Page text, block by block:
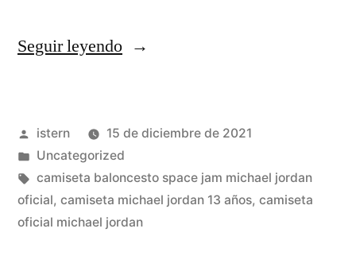
Seguir leyendo«camiseta
infantil»
Publicado
por
istern
15 de diciembre de 2021
Publicado
en
Uncategorized
Etiquetas:
camiseta baloncesto space jam michael jordan
oficial, camiseta michael jordan 13 años, camiseta
oficial michael jordan